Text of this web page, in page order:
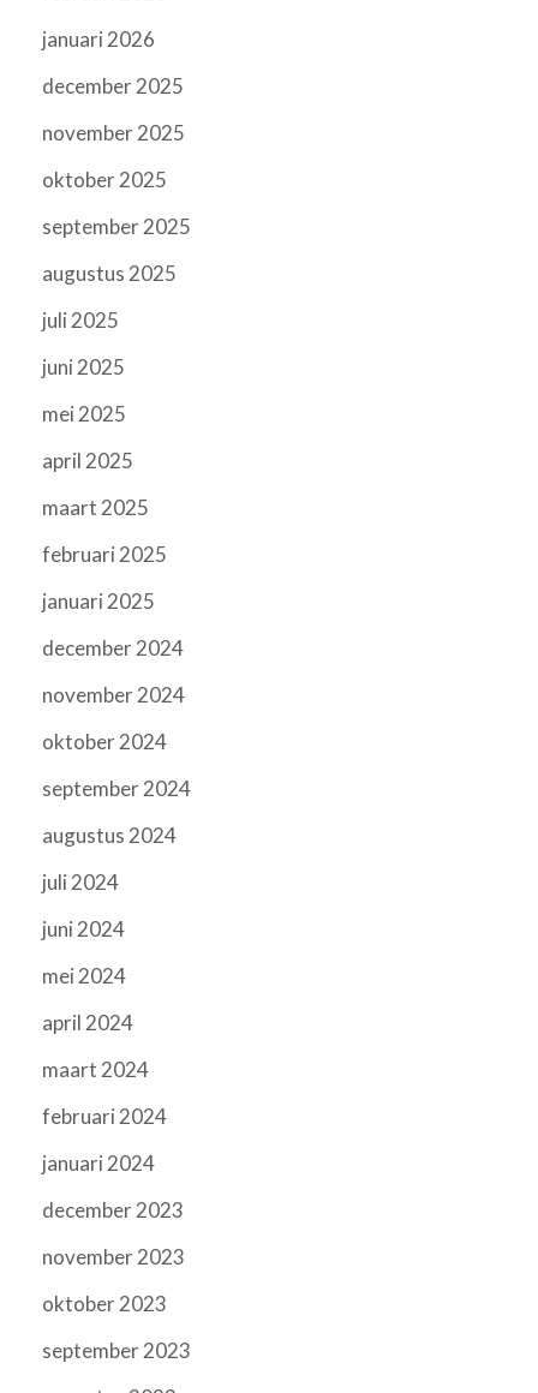
januari 2026
december 2025
november 2025
oktober 2025
september 2025
augustus 2025
juli 2025
juni 2025
mei 2025
april 2025
maart 2025
februari 2025
januari 2025
december 2024
november 2024
oktober 2024
september 2024
augustus 2024
juli 2024
juni 2024
mei 2024
april 2024
maart 2024
februari 2024
januari 2024
december 2023
november 2023
oktober 2023
september 2023